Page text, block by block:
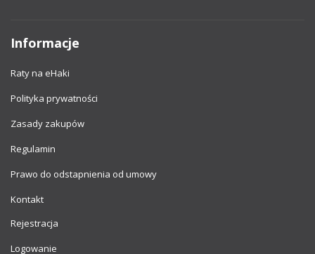
Informacje
Raty na eHaki
Polityka prywatności
Zasady zakupów
Regulamin
Prawo do odstapnienia od umowy
Kontakt
Rejestracja
Logowanie